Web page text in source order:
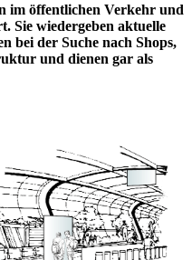
im öffentlichen Verkehr und
Sie wiedergeben aktuelle
bei der Suche nach Shops,
und dienen gar als